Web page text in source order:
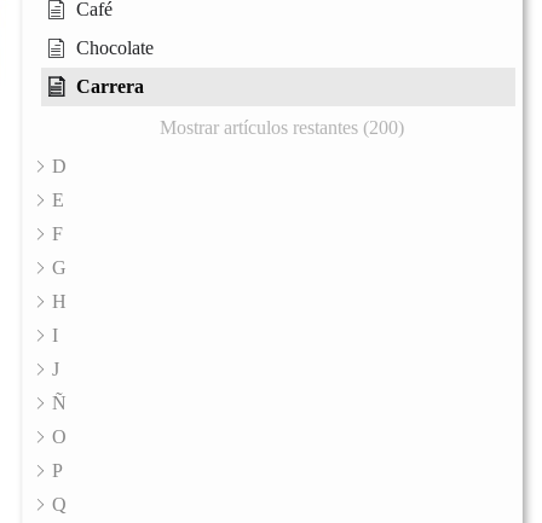
Café
Chocolate
Carrera
Mostrar artículos restantes (200)
D
E
F
G
H
I
J
Ñ
O
P
Q